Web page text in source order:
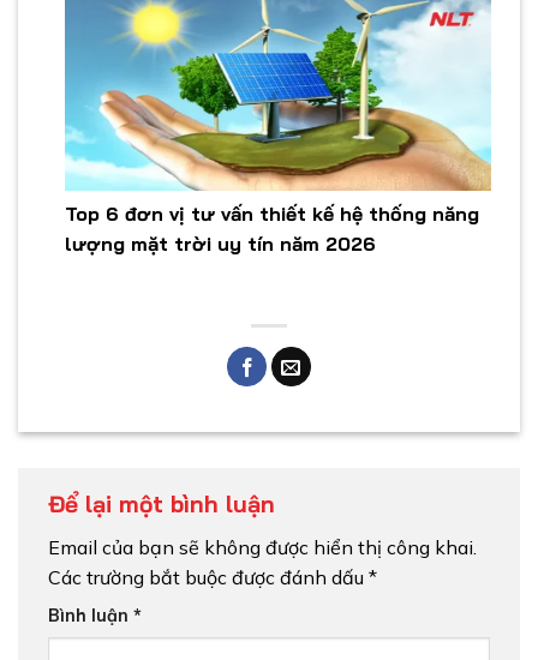
Top 6 đơn vị tư vấn thiết kế hệ thống năng
lượng mặt trời uy tín năm 2026
Để lại một bình luận
Email của bạn sẽ không được hiển thị công khai.
Các trường bắt buộc được đánh dấu *
Bình luận *